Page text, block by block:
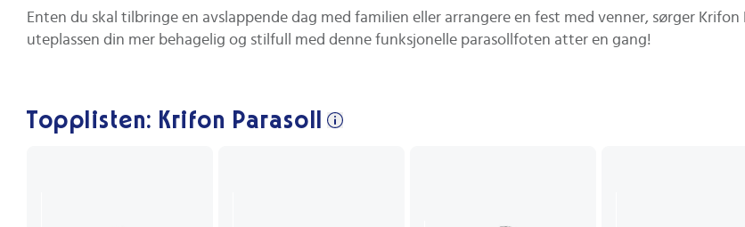
Enten du skal tilbringe en avslappende dag med familien eller arrangere en fest med venner, sørger
uteplassen din mer behagelig og stilfull med denne funksjonelle parasollfoten atter en gang!
Topplisten: Krifon Parasoll